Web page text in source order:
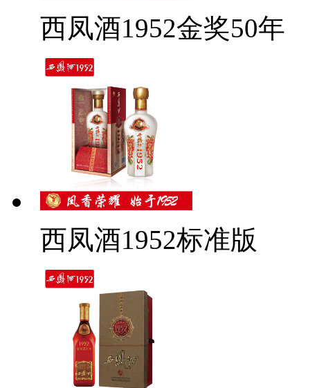
西凤酒1952金奖50年
西凤酒1952标准版